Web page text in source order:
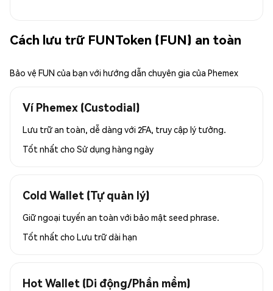
Cách lưu trữ FUNToken (FUN) an toàn
Bảo vệ FUN của bạn với hướng dẫn chuyên gia của Phemex
Ví Phemex (Custodial)
Lưu trữ an toàn, dễ dàng với 2FA, truy cập lý tưởng.
Tốt nhất cho Sử dụng hàng ngày
Cold Wallet (Tự quản lý)
Giữ ngoại tuyến an toàn với bảo mật seed phrase.
Tốt nhất cho Lưu trữ dài hạn
Hot Wallet (Di động/Phần mềm)